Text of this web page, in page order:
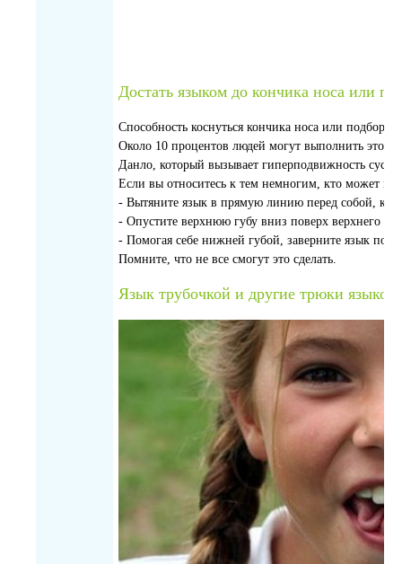
Достать языком до кончика носа или
Способность коснуться кончика носа или
Около 10 процентов людей могут выполнить это
Данло, который вызывает гиперподвижность
Если вы относитесь к тем немногим, кто может
- Вытяните язык в прямую линию перед собой, как
- Опустите верхнюю губу вниз поверх верхнего
- Помогая себе нижней губой, заверните язык
Помните, что не все смогут это сделать.
Язык трубочкой и другие трюки языком